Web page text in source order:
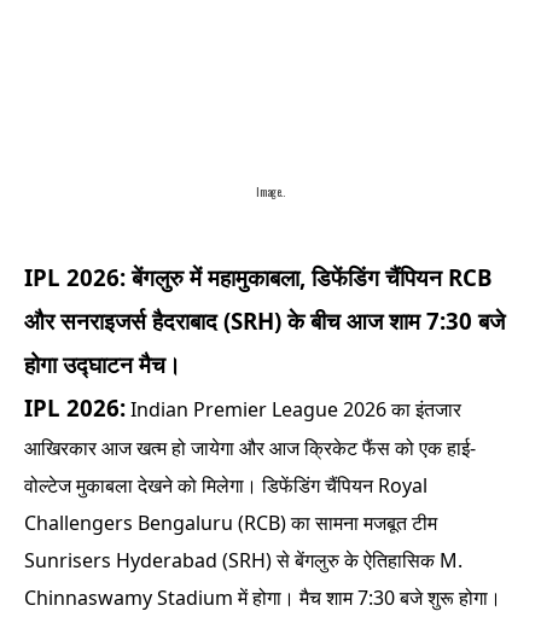
Image..
IPL 2026: बेंगलुरु में महामुकाबला, डिफेंडिंग चैंपियन RCB
और सनराइजर्स हैदराबाद (SRH) के बीच आज शाम 7:30 बजे
होगा उद्घाटन मैच।
IPL 2026:Indian Premier League 2026 का इंतजार
आखिरकार आज खत्म हो जायेगा और आज क्रिकेट फैंस को एक हाई-
वोल्टेज मुकाबला देखने को मिलेगा। डिफेंडिंग चैंपियन Royal
Challengers Bengaluru (RCB) का सामना मजबूत टीम
Sunrisers Hyderabad (SRH) से बेंगलुरु के ऐतिहासिक M.
Chinnaswamy Stadium में होगा। मैच शाम 7:30 बजे शुरू होगा।